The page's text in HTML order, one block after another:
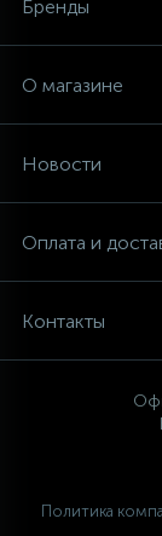
Бренды
О магазине
Новости
Оплата и
Контакты
Политика